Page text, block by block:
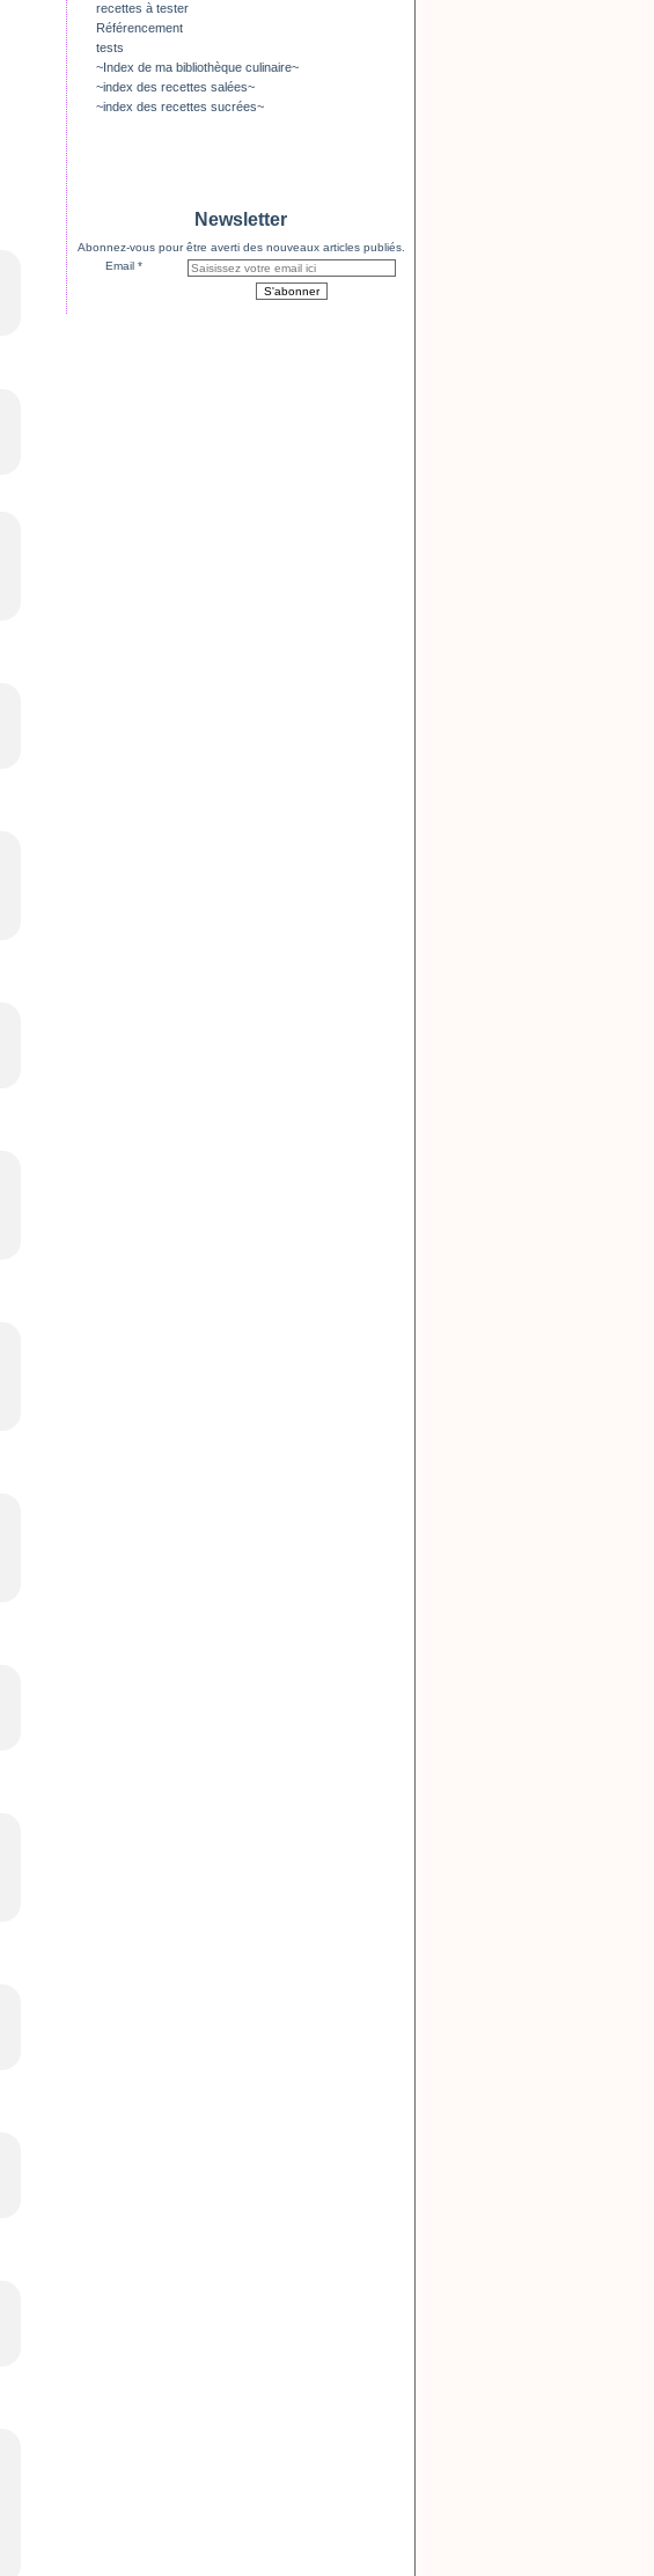
recettes à tester
Référencement
tests
~Index de ma bibliothèque culinaire~
~index des recettes salées~
~index des recettes sucrées~
Newsletter
Abonnez-vous pour être averti des nouveaux articles publiés.
Email